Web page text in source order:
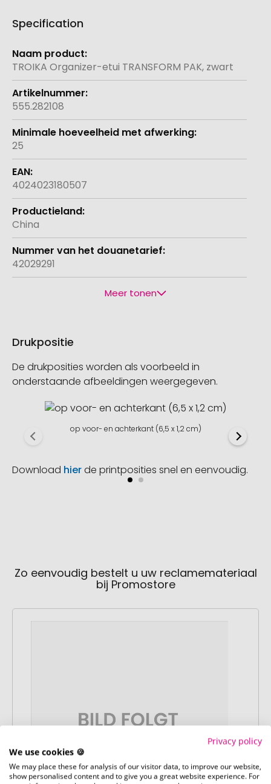
Specification
Meer
informatie
TROIKA Organizer-etui TRANSFORM PAK, zwart
555.282108
25
4024023180507
China
42029291
Meer tonen
Drukpositie
De drukposities worden als voorbeeld in
onderstaande afbeeldingen weergegeven.
op voor- en achterkant (6,5 x 1,2 cm)
Download hierde printposities snel en eenvoudig.
Zo eenvoudig bestelt u uw reclamemateriaal
bij Promostore
Privacy policy
We use cookies 🍪
We may place these for analysis of our visitor data, to improve our website,
show personalised content and to give you a great website experience. For